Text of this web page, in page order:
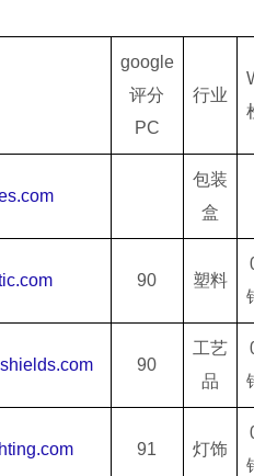
google
评分
PC
行业
包装
盒
90 塑料
90
工艺
品
91 灯饰